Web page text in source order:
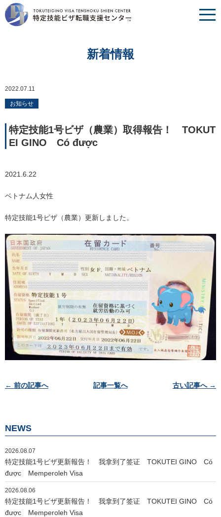
新着情報
2022.07.11
お知らせ
特定技能1号ビザ（農業）取得報告！ TOKUT
EI GINO Có được
2021.6.22
ベトナム人女性
特定技能1号ビザ（農業）更新しました。
投
ゲ
シ
ョ
ン
← 前の記事へ 古い記事へ →
記事一覧へ
NEWS
2026.08.07
特定技能1号ビザ更新報告！ 我拿到了签证 TOKUTEI GINO Có
được Memperoleh Visa
2026.08.06
特定技能1号ビザ更新報告！ 我拿到了签证 TOKUTEI GINO Có
được Memperoleh Visa